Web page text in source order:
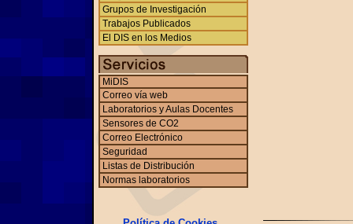
Grupos de Investigación
Trabajos Publicados
El DIS en los Medios
MiDIS
Correo vía web
Laboratorios y Aulas Docentes
Sensores de CO2
Correo Electrónico
Seguridad
Listas de Distribución
Normas laboratorios